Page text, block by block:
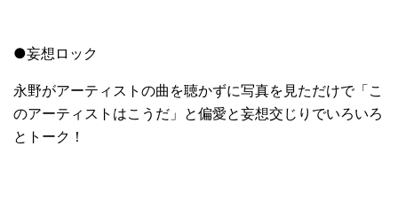
●妄想ロック
永野がアーティストの曲を聴かずに写真を見ただけで「こ
のアーティストはこうだ」と偏愛と妄想交じりでいろいろ
とトーク！